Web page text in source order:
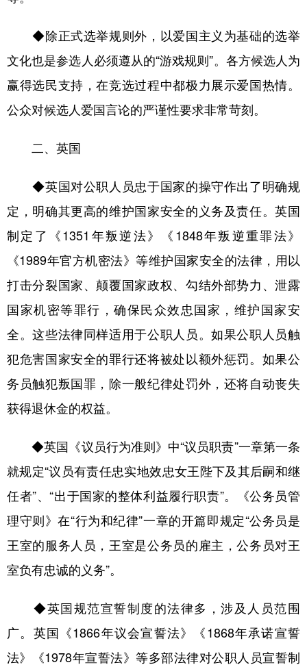
◆除正式选举规则外，以爱国主义为基础的选举
文化也是参选人必须遵从的“游戏规则”。各方候选人为
赢得选民支持，在竞选过程中都极力展示爱国热情。
公众对候选人爱国言论的严谨性要求非常苛刻。
二、英国
◆英国对公职人员忠于国家的操守作出了明确规
定，明确其更高的维护国家安全的义务及责任。英国
制定了《1351年叛逆法》《1848年叛逆重罪法》
《1989年官方机密法》等维护国家安全的法律，用以
打击分裂国家、颠覆国家政权、勾结外部势力、泄露
国家机密等罪行，确保民众效忠国家，维护国家安
全。这些法律同样适用于公职人员。如果公职人员触
犯危害国家安全的罪行还将被处以额外惩罚。如果公
务员触犯叛国罪，除一般纪律处罚外，还将自动丧失
获得退休金的权益。
◆英国《议员行为准则》中“议员职责”一章第一条
就规定“议员有责任忠实地效忠女王陛下及其后嗣和继
任者”、“出于国家的整体利益履行职责”。《公务员管
理守则》在“行为和纪律”一章的开篇即规定“公务员是
王室的服务人员，王室是公务员的雇主，公务员对王
室负有忠诚的义务”。
◆英国规范宣誓制度的法律多，涉及人员范围
广。英国《1866年议会宣誓法》《1868年承诺宣誓
法》《1978年宣誓法》等多部法律对公职人员宣誓制